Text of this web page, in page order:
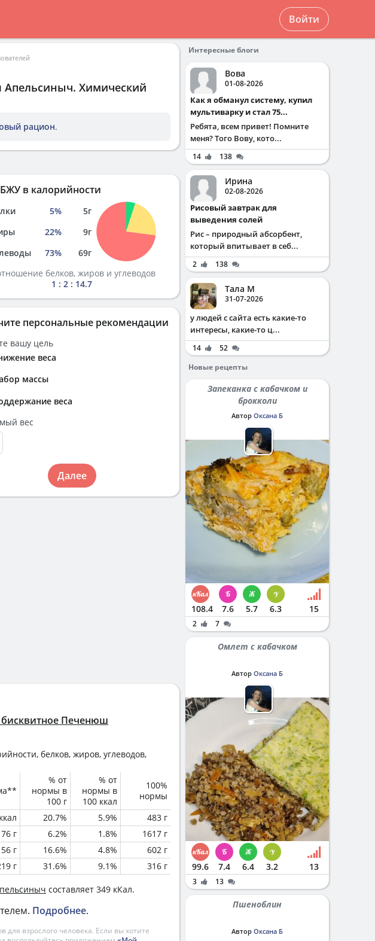
Войти
Апельсиныч. Химический
рацион.
Печенюш
белков, жиров, углеводов,
% от
нормы в
100 г
% от
нормы в
100 ккал
100%
нормы
20.7% 5.9%
483 г
76 г 6.2% 1.8%
1617 г
56 г 16.6% 4.8%
602 г
г 31.6% 9.1% 316 г
составляет 349 кКал.
Подробнее.
взрослого человека. Если вы хотите
в калорийности
5% 5г
22% 9г
73% 69г
белков, жиров и углеводов
1 : 2 : 14.7
персональные рекомендации
вашу цель
веса
массы
веса
вес
Далее
Интересные блоги
Вова
01-08-2026
Как я обманул систему, купил
мультиварку и стал 75...
Ребята, всем привет! Помните
меня? Того Вову, кото...
14 138
Ирина
02-08-2026
Рисовый завтрак для
выведения солей
Рис – природный абсорбент,
который впитывает в себ...
2 138
Тала М
31-07-2026
у людей с сайта есть какие-то
интересы, какие-то ц...
14
52
Новые рецепты
Запеканка с кабачком и
брокколи
Автор Оксана Б
108.4 7.6 5.7 6.3 15
2 7
Омлет с кабачком
Автор Оксана Б
99.6 7.4 6.4 3.2 13
3 13
Пшеноблин
Автор Оксана Б